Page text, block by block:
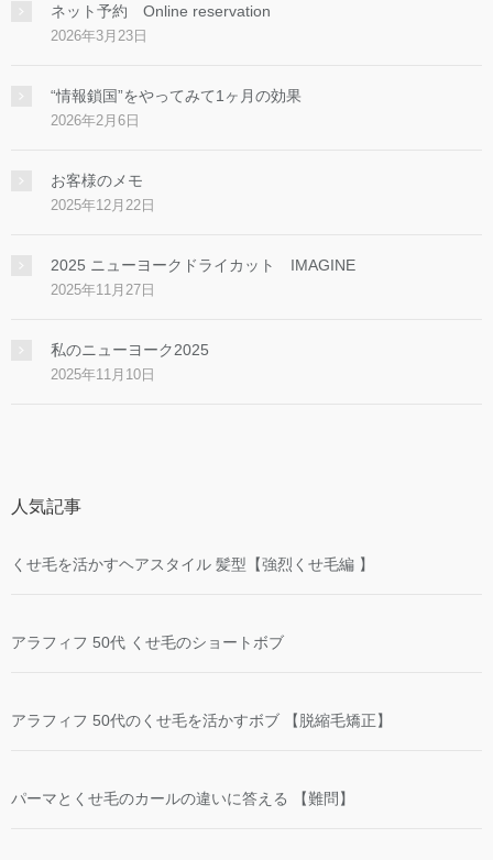
ネット予約 Online reservation
2026年3月23日
“情報鎖国”をやってみて1ヶ月の効果
2026年2月6日
お客様のメモ
2025年12月22日
2025 ニューヨークドライカット IMAGINE
2025年11月27日
私のニューヨーク2025
2025年11月10日
人気記事
くせ毛を活かすヘアスタイル 髪型【強烈くせ毛編 】
アラフィフ 50代 くせ毛のショートボブ
アラフィフ 50代のくせ毛を活かすボブ 【脱縮毛矯正】
パーマとくせ毛のカールの違いに答える 【難問】